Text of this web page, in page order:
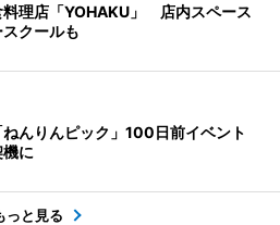
料理店「YOHAKU」 店内スペース
クールも
ねんりんピック」100日前イベント
に
っと見る